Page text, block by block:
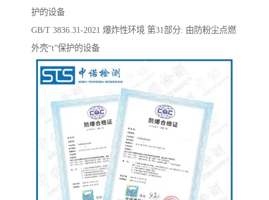
护的设备
GB/T 3836.31-2021 爆炸性环境 第31部分: 由防粉尘点燃
外壳“t”保护的设备